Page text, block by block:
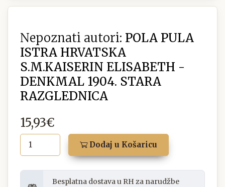
Nepoznati autori: POLA PULA
ISTRA HRVATSKA
S.M.KAISERIN ELISABETH -
DENKMAL 1904. STARA
RAZGLEDNICA
15,93€
Dodaj u Košaricu
Besplatna dostava u RH za narudžbe